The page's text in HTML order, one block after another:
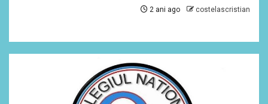
2 ani ago costelascristian